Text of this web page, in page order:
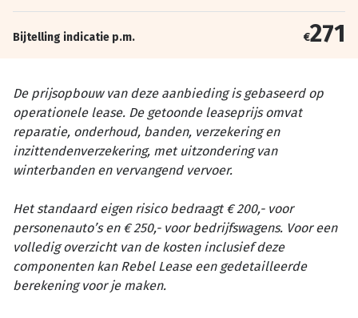
Bijtelling indicatie p.m. €271
De prijsopbouw van deze aanbieding is gebaseerd op
operationele lease. De getoonde leaseprijs omvat
reparatie, onderhoud, banden, verzekering en
inzittendenverzekering, met uitzondering van
winterbanden en vervangend vervoer.
Het standaard eigen risico bedraagt € 200,- voor
personenauto’s en € 250,- voor bedrijfswagens. Voor een
volledig overzicht van de kosten inclusief deze
componenten kan Rebel Lease een gedetailleerde
berekening voor je maken.